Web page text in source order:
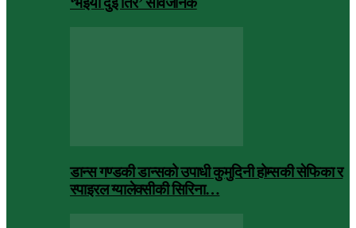
डान्स गण्डकी डान्सको उपाधी कुमुदिनी होम्सकी सेफिका र
स्पाइरल ग्यालेक्सीकी सिरिना…